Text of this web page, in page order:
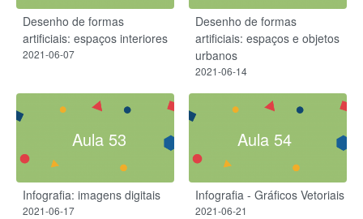
Desenho de formas
artificiais: espaços interiores
2021-06-07
Desenho de formas
artificiais: espaços e objetos
urbanos
2021-06-14
Aula 53
Infografia: imagens digitais
2021-06-17
Aula 54
Infografia - Gráficos Vetoriais
2021-06-21